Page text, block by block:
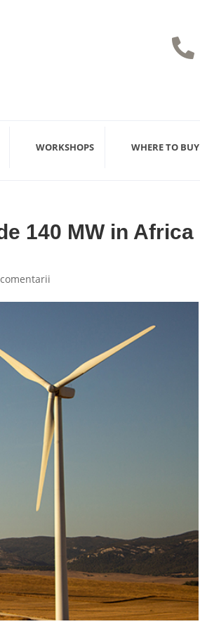

WORKSHOPS WHERE TO BUY
140 MW in Africa